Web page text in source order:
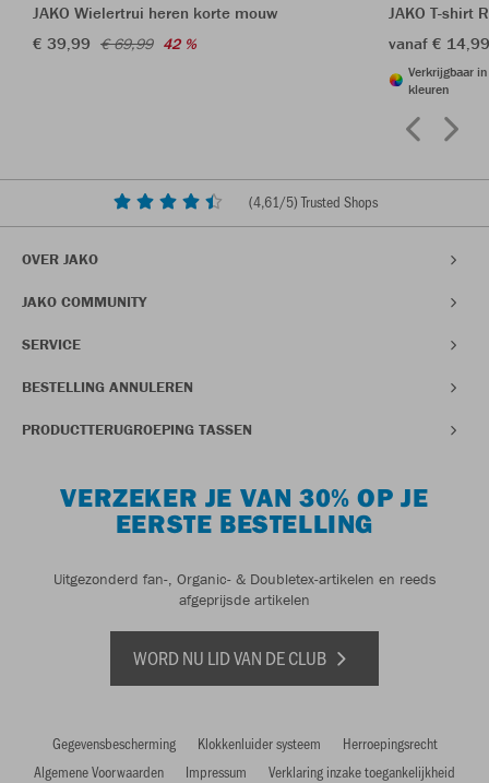
JAKO Wielertrui heren korte mouw
€ 39,99 € 69,99 42 %
JAKO T-shirt
vanaf €
Verkrijgbaar
kleuren
(4,61/5) Trusted Shops
OVER JAKO
JAKO COMMUNITY
SERVICE
BESTELLING ANNULEREN
PRODUCTTERUGROEPING TASSEN
VERZEKER JE VAN 30% OP JE
EERSTE BESTELLING
Uitgezonderd fan-, Organic- & Doubletex-artikelen en reeds
afgeprijsde artikelen
WORD NU LID VAN DE CLUB
Gegevensbescherming Klokkenluider systeem
Herroepingsrecht
Algemene Voorwaarden
Impressum Verklaring inzake toegankelijkheid